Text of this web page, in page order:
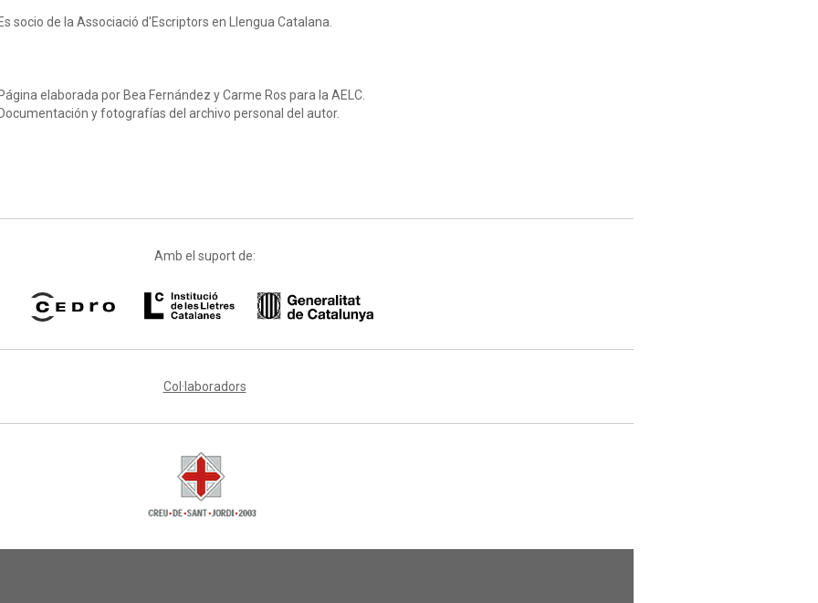
socio de la Associació d'Escriptors en Llengua Catalana.
elaborada por Bea Fernández y Carme Ros para la AELC.
y fotografías del archivo personal del autor.
Amb el suport de:
Col·laboradors